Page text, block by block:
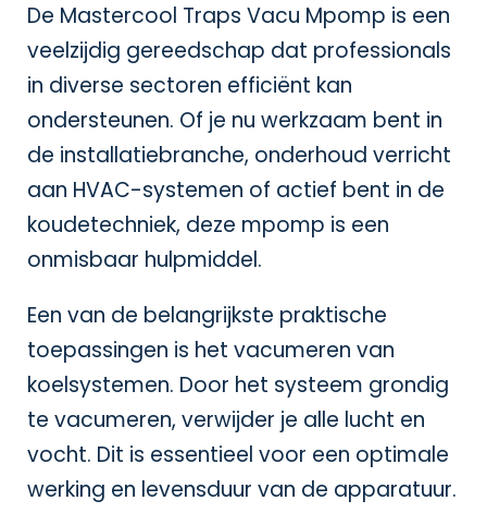
De Mastercool Traps Vacu Mpomp is een
veelzijdig gereedschap dat professionals
in diverse sectoren efficiënt kan
ondersteunen. Of je nu werkzaam bent in
de installatiebranche, onderhoud verricht
aan HVAC-systemen of actief bent in de
koudetechniek, deze mpomp is een
onmisbaar hulpmiddel.
Een van de belangrijkste praktische
toepassingen is het vacumeren van
koelsystemen. Door het systeem grondig
te vacumeren, verwijder je alle lucht en
vocht. Dit is essentieel voor een optimale
werking en levensduur van de apparatuur.